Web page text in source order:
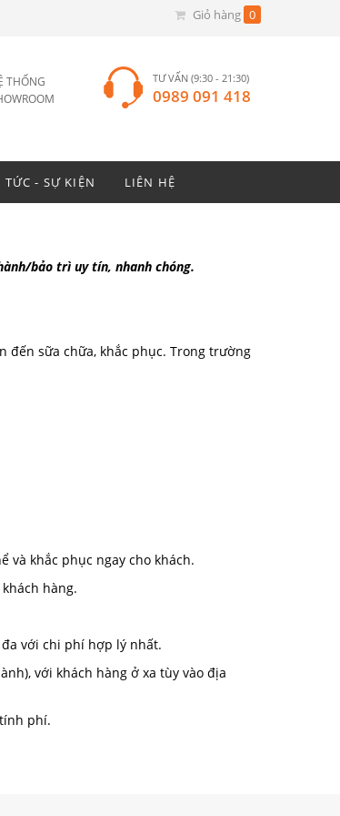
Giỏ hàng 0
THỐNG
TƯ VẤN (9:30 - 21:30)
0989 091 418
TỨC - SỰ KIỆN LIÊN HỆ
bảo trì uy tín, nhanh chóng.
đến sữa chữa, khắc phục. Trong trường
và khắc phục ngay cho khách.
hàng.
với chi phí hợp lý nhất.
với khách hàng ở xa tùy vào địa
phí.